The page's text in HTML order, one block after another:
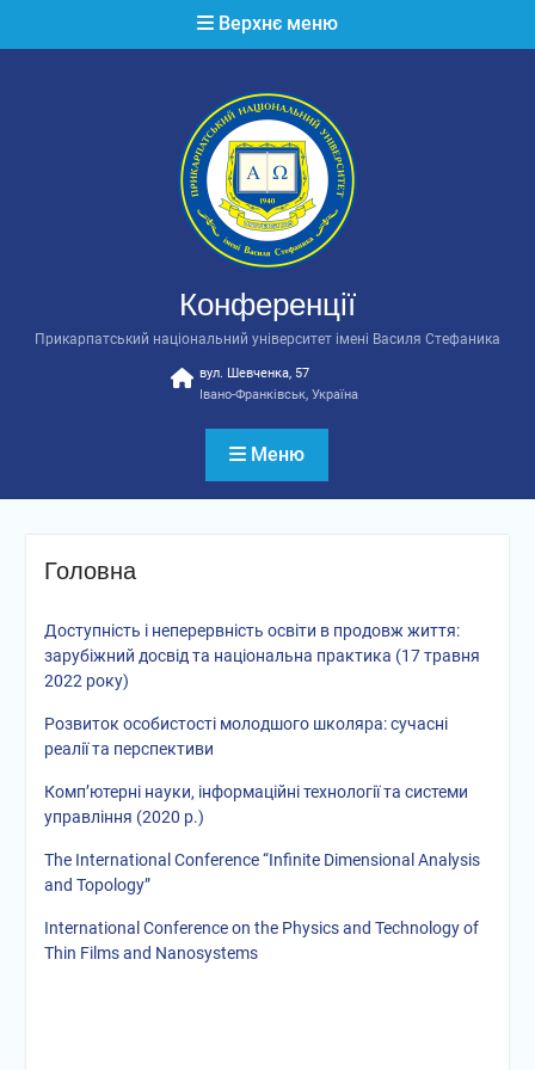
Верхнє меню
Конференції
Прикарпатський національний університет імені Василя Стефаника
вул. Шевченка, 57
Івано-Франківськ, Україна
Меню
Головна
Доступність і неперервність освіти в продовж життя:
зарубіжний досвід та національна практика (17 травня
2022 року)
Розвиток особистості молодшого школяра: сучасні
реалії та перспективи
Комп’ютерні науки, інформаційні технології та системи
управління (2020 р.)
The International Conference “Infinite Dimensional Analysis
and Topology”
International Conference on the Physics and Technology of
Thin Films and Nanosystems